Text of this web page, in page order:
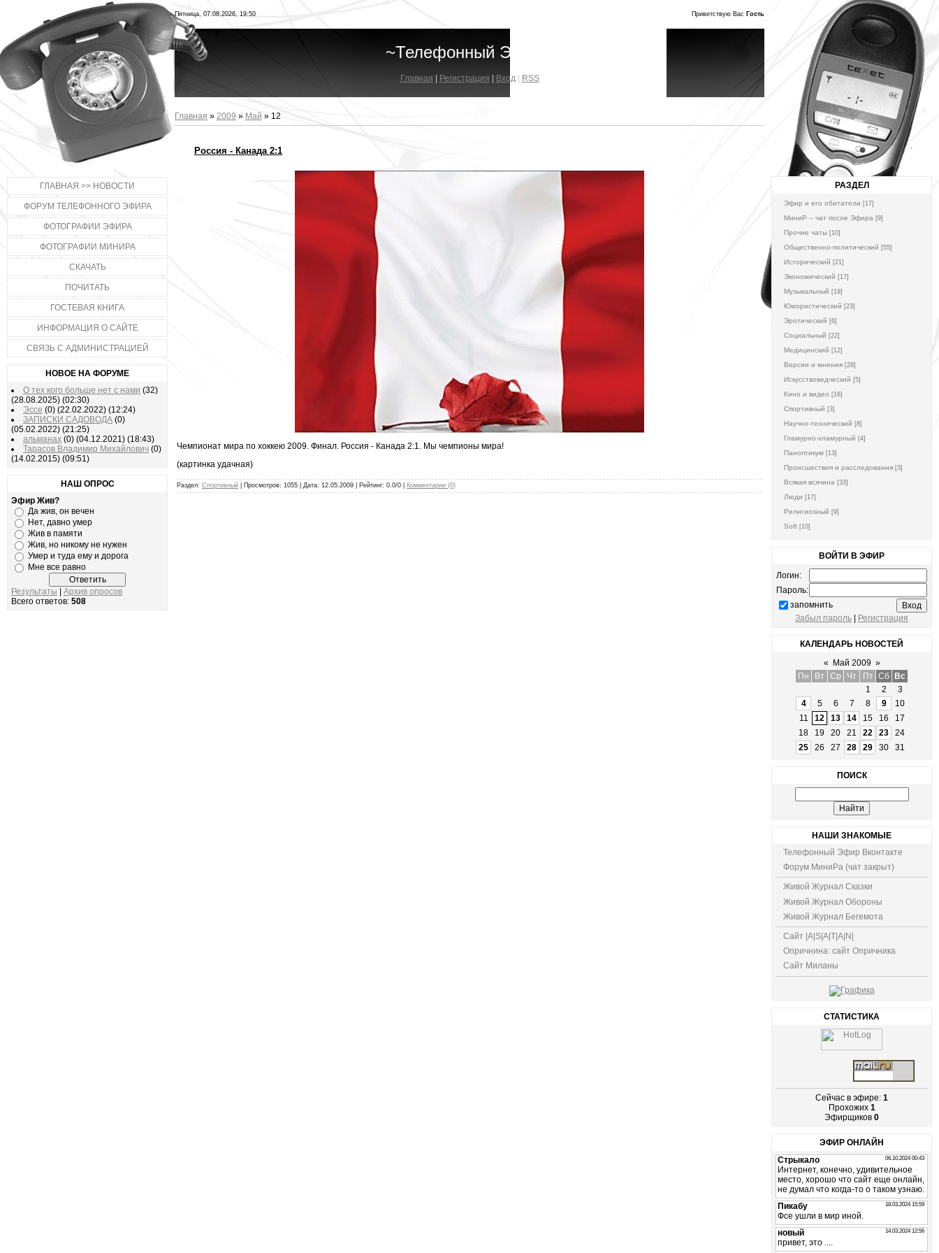
ГЛАВНАЯ >> НОВОСТИ
ФОРУМ ТЕЛЕФОННОГО ЭФИРА
ФОТОГРАФИИ ЭФИРА
ФОТОГРАФИИ МИНИРА
СКАЧАТЬ
ПОЧИТАТЬ
ГОСТЕВАЯ КНИГА
ИНФОРМАЦИЯ О САЙТЕ
СВЯЗЬ С АДМИНИСТРАЦИЕЙ
НОВОЕ НА ФОРУМЕ
О тех кого больше нет с нами (32)
(28.08.2025) (02:30)
Эссе (0) (22.02.2022) (12:24)
ЗАПИСКИ САДОВОДА (0)
(05.02.2022) (21:25)
альманах (0) (04.12.2021) (18:43)
Тарасов Владимир Михайлович (0)
(14.02.2015) (09:51)
НАШ ОПРОС
Эфир Жив?
Да жив, он вечен
Нет, давно умер
Жив в памяти
Жив, но никому не нужен
Умер и туда ему и дорога
Мне все равно
Результаты
Архив опросов
Всего ответов: 508
Пятница, 07.08.2026, 19:50 Приветствую Вас Гость
~Телефонный Эфир~
Главная Регистрация Вход| RSS
Главная » 2009 » Май » 12
Россия - Канада 2:1
Чемпионат мира по хоккею 2009. Финал. Россия - Канада 2:1. Мы чемпионы мира!
(картинка удачная)
Раздел: Спортивный | Просмотров: 1055 | Дата: 12.05.2009 | Рейтинг: 0.0/0 | Комментарии (0)
РАЗДЕЛ
Эфир и его обитатели [17]
МиниР -- чат после Эфира [9]
Прочие чаты [10]
Общественно-политический [55]
Исторический [21]
Экономический [17]
Музыкальный [19]
Юмористический [23]
Эротический [6]
Социальный [22]
Медицинский [12]
Версии и мнения [28]
Искусствоведческий [5]
Кино и видео [16]
Спортивный [3]
Научно-технический [8]
Гламурно-хламурный [4]
Паноптикум [13]
Происшествия и расследования [3]
Всякая всячина [33]
Люди [17]
Религиозный [9]
Soft [10]
ВОЙТИ В ЭФИР
Логин:
Пароль:
запомнить
Забыл пароль
Регистрация
КАЛЕНДАРЬ НОВОСТЕЙ
«
Май 2009 »
Пн
Вт Ср Чт Пт Сб
Вс
1
2
3
4
5 6 7 8 9
10
11
12 13 14 15 16
17
18
19 20 21 22 23
24
25
26 27 28 29 30 31
ПОИСК
НАШИ ЗНАКОМЫЕ
Телефонный Эфир Вконтакте
Форум МиниРа (чат закрыт)
Живой Журнал Сказки
Живой Журнал Обороны
Живой Журнал Бегемота
Сайт |A|S|A|T|A|N|
Опричнина: сайт Опричника
Сайт Миланы
СТАТИСТИКА
Сейчас в эфире: 1
Прохожих 1
Эфирщиков 0
ЭФИР ОНЛАЙН